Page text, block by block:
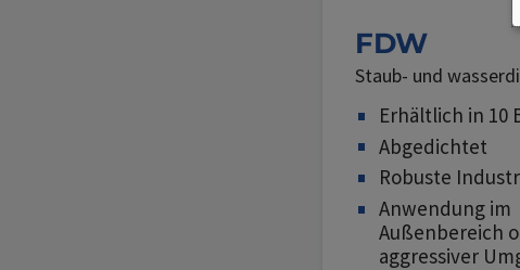
FDW
Staub- und
Erhältlich in 10
Abgedichtet
Robuste
Anwendung im
Außenbereich
aggressiver